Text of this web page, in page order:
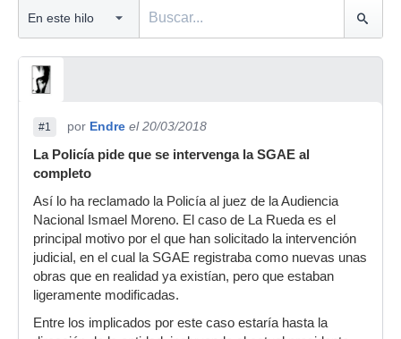
#1 por Endre el 20/03/2018
La Policía pide que se intervenga la SGAE al
completo
Así lo ha reclamado la Policía al juez de la Audiencia
Nacional Ismael Moreno. El caso de La Rueda es el
principal motivo por el que han solicitado la intervención
judicial, en el cual la SGAE registraba como nuevas unas
obras que en realidad ya existían, pero que estaban
ligeramente modificadas.
Entre los implicados por este caso estaría hasta la